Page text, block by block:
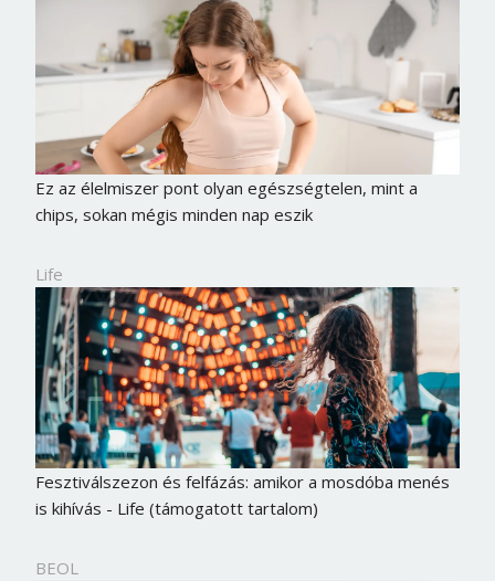
Ez az élelmiszer pont olyan egészségtelen, mint a
chips, sokan mégis minden nap eszik
Life
Fesztiválszezon és felfázás: amikor a mosdóba menés
is kihívás - Life (támogatott tartalom)
BEOL